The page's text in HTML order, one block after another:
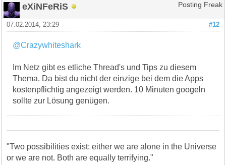
eXiNFeRiS Posting Freak
#12
07.02.2014, 23:29
@Crazywhiteshark
Im Netz gibt es etliche Thread's und Tips zu diesem
Thema. Da bist du nicht der einzige bei dem die Apps
kostenpflichtig angezeigt werden. 10 Minuten googeln
sollte zur Lösung genügen.
"Two possibilities exist: either we are alone in the Universe
or we are not. Both are equally terrifying."